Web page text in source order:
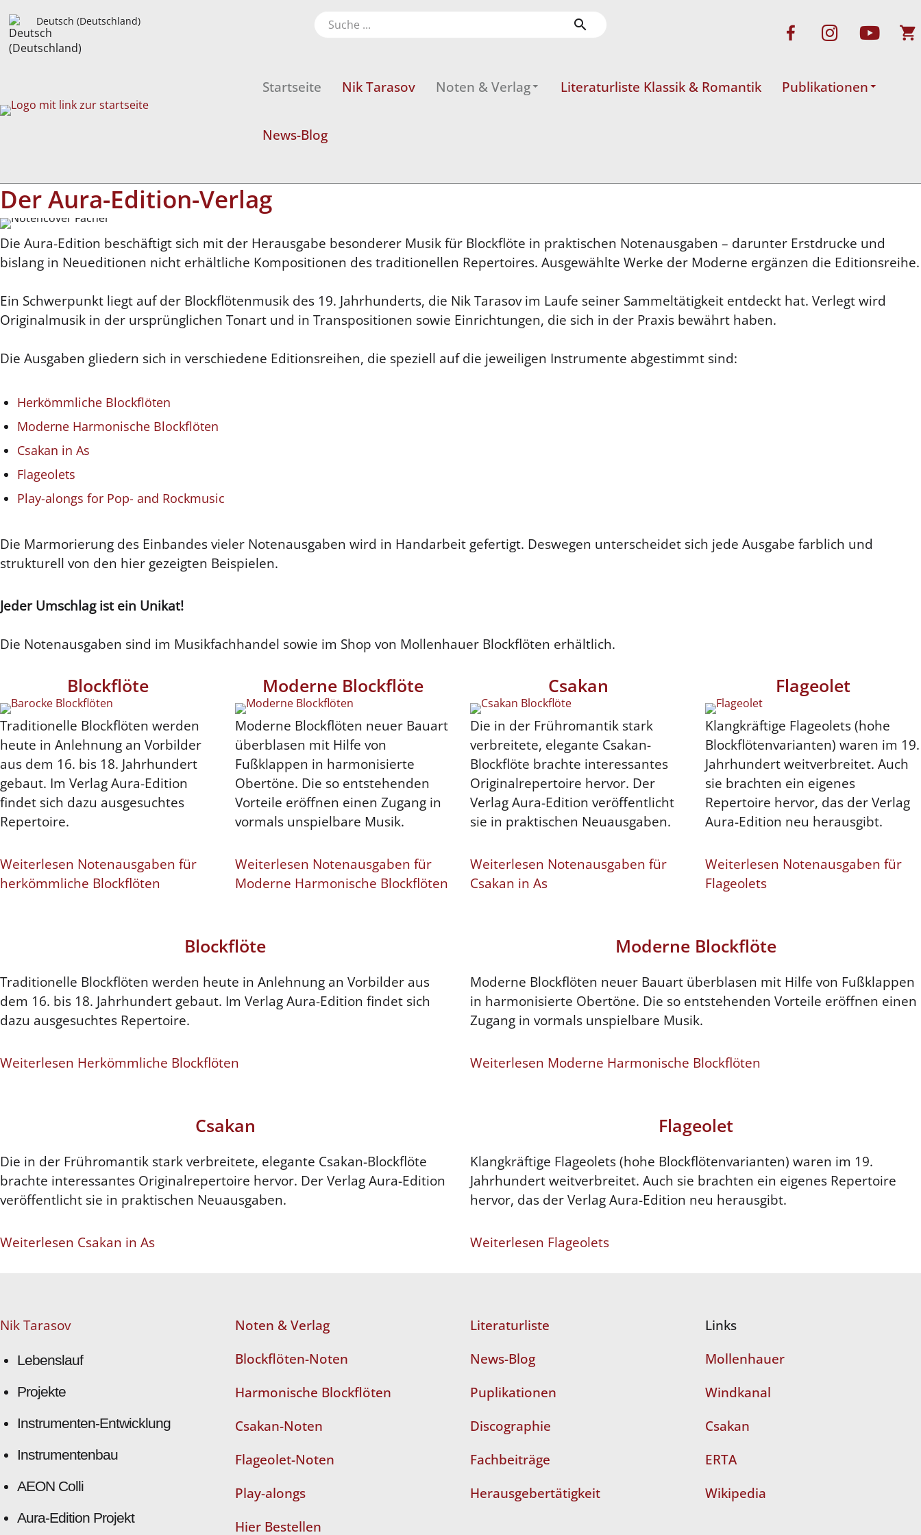
Deutsch (Deutschland)
Startseite Nik Tarasov Noten & Verlag Literaturliste Klassik & Romantik Publikationen
News-Blog
Der Aura-Edition-Verlag
Die Aura-Edition beschäftigt sich mit der Herausgabe besonderer Musik für Blockflöte in praktischen Notenausgaben – darunter Erstdrucke und
bislang in Neueditionen nicht erhältliche Kompositionen des traditionellen Repertoires. Ausgewählte Werke der Moderne ergänzen die Editionsreihe.
Ein Schwerpunkt liegt auf der Blockflötenmusik des 19. Jahrhunderts, die Nik Tarasov im Laufe seiner Sammeltätigkeit entdeckt hat. Verlegt wird
Originalmusik in der ursprünglichen Tonart und in Transpositionen sowie Einrichtungen, die sich in der Praxis bewährt haben.
Die Ausgaben gliedern sich in verschiedene Editionsreihen, die speziell auf die jeweiligen Instrumente abgestimmt sind:
Herkömmliche Blockflöten
Moderne Harmonische Blockflöten
Csakan in As
Flageolets
Play-alongs for Pop- and Rockmusic
Die Marmorierung des Einbandes vieler Notenausgaben wird in Handarbeit gefertigt. Deswegen unterscheidet sich jede Ausgabe farblich und
strukturell von den hier gezeigten Beispielen.
Jeder Umschlag ist ein Unikat!
Die Notenausgaben sind im Musikfachhandel sowie im Shop von Mollenhauer Blockflöten erhältlich.
Blockflöte
Traditionelle Blockflöten werden
heute in Anlehnung an Vorbilder
aus dem 16. bis 18. Jahrhundert
gebaut. Im Verlag Aura-Edition
findet sich dazu ausgesuchtes
Repertoire.
Weiterlesen Notenausgaben für
herkömmliche Blockflöten
Moderne Blockflöte
Moderne Blockflöten neuer Bauart
überblasen mit Hilfe von
Fußklappen in harmonisierte
Obertöne. Die so entstehenden
Vorteile eröffnen einen Zugang in
vormals unspielbare Musik.
Weiterlesen Notenausgaben für
Moderne Harmonische Blockflöten
Csakan
Die in der Frühromantik stark
verbreitete, elegante Csakan-
Blockflöte brachte interessantes
Originalrepertoire hervor. Der
Verlag Aura-Edition veröffentlicht
sie in praktischen Neuausgaben.
Weiterlesen Notenausgaben für
Csakan in As
Flageolet
Klangkräftige Flageolets (hohe
Blockflötenvarianten) waren im 19.
Jahrhundert weitverbreitet. Auch
sie brachten ein eigenes
Repertoire hervor, das der Verlag
Aura-Edition neu herausgibt.
Weiterlesen Notenausgaben für
Flageolets
Blockflöte
Traditionelle Blockflöten werden heute in Anlehnung an Vorbilder aus
dem 16. bis 18. Jahrhundert gebaut. Im Verlag Aura-Edition findet sich
dazu ausgesuchtes Repertoire.
Weiterlesen Herkömmliche Blockflöten
Moderne Blockflöte
Moderne Blockflöten neuer Bauart überblasen mit Hilfe von Fußklappen
in harmonisierte Obertöne. Die so entstehenden Vorteile eröffnen einen
Zugang in vormals unspielbare Musik.
Weiterlesen Moderne Harmonische Blockflöten
Csakan
Die in der Frühromantik stark verbreitete, elegante Csakan-Blockflöte
brachte interessantes Originalrepertoire hervor. Der Verlag Aura-Edition
veröffentlicht sie in praktischen Neuausgaben.
Weiterlesen Csakan in As
Flageolet
Klangkräftige Flageolets (hohe Blockflötenvarianten) waren im 19.
Jahrhundert weitverbreitet. Auch sie brachten ein eigenes Repertoire
hervor, das der Verlag Aura-Edition neu herausgibt.
Weiterlesen Flageolets
Nik Tarasov
Lebenslauf
Projekte
Instrumenten-Entwicklung
Instrumentenbau
AEON Colli
Aura-Edition Projekt
Noten & Verlag
Blockflöten-Noten
Harmonische Blockflöten
Csakan-Noten
Flageolet-Noten
Play-alongs
Hier Bestellen
Literaturliste
News-Blog
Puplikationen
Discographie
Fachbeiträge
Herausgebertätigkeit
Links
Mollenhauer
Windkanal
Csakan
ERTA
Wikipedia